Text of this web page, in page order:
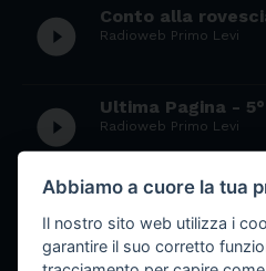
play_circle_filled Conto alla
Radioweb Primo Levi
play_circle_filled Ultima Pagina -
Radioweb Primo Levi
play_circle_filled Navigare a vista
Radioweb Primo Levi
Abbiamo a cuore la tua
Il nostro sito web utilizza i
garantire il suo corretto